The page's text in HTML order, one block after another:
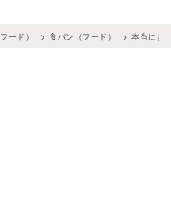
ード） 食パン（フード） 本当にお